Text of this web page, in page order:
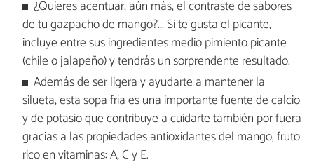
¿Quieres acentuar, aún más, el contraste de sabores
de tu gazpacho de mango?... Si te gusta el picante,
incluye entre sus ingredientes medio pimiento picante
(chile o jalapeño) y tendrás un sorprendente resultado.
Además de ser ligera y ayudarte a mantener la
silueta, esta sopa fría es una importante fuente de calcio
y de potasio que contribuye a cuidarte también por fuera
gracias a las propiedades antioxidantes del mango, fruto
rico en vitaminas: A, C y E.